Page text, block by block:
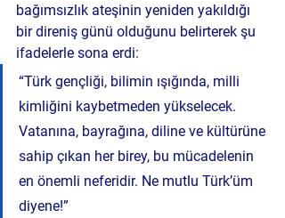
bağımsızlık ateşinin yeniden yakıldığı
bir direniş günü olduğunu belirterek şu
ifadelerle sona erdi:
“Türk gençliği, bilimin ışığında, milli
kimliğini kaybetmeden yükselecek.
Vatanına, bayrağına, diline ve kültürüne
sahip çıkan her birey, bu mücadelenin
en önemli neferidir. Ne mutlu Türk’üm
diyene!”